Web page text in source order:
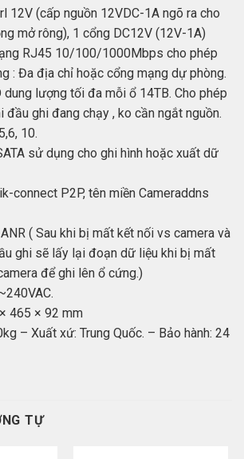
12V (cấp nguồn 12VDC-1A ngõ ra cho
mở rông), 1 cổng DC12V (12V-1A)
RJ45 10/100/1000Mbps cho phép
: Đa địa chỉ hoặc cổng mạng dự phòng.
lượng tối đa mỗi ổ 14TB. Cho phép
đầu ghi đang chạy , ko cần ngắt nguồn.
10.
sử dụng cho ghi hình hoặc xuất dữ
connect P2P, tên miền Cameraddns
( Sau khi bị mất kết nối vs camera và
ghi sẽ lấy lại đoạn dữ liệu khi bị mất
để ghi lên ổ cứng.)
465 × 92 mm
– Xuất xứ: Trung Quốc. – Bảo hành: 24
TỰ